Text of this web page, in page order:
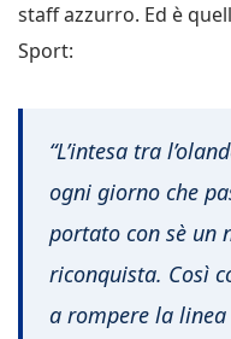
staff azzurro. Ed è
Sport:
“L’intesa tra
ogni giorno che
portato con sè un
riconquista. Così
a rompere la